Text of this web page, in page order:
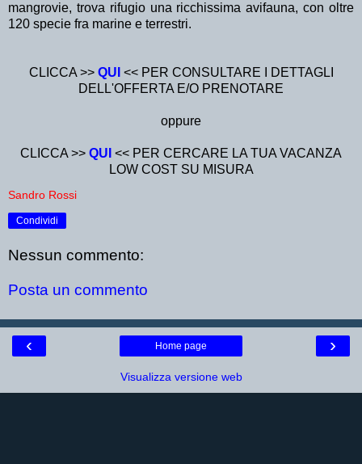
mangrovie, trova rifugio una ricchissima avifauna, con oltre
120 specie fra marine e terrestri.
CLICCA >> QUI << PER CONSULTARE I DETTAGLI
DELL'OFFERTA E/O PRENOTARE
oppure
CLICCA >> QUI << PER CERCARE LA TUA VACANZA
LOW COST SU MISURA
Sandro Rossi
Condividi
Nessun commento:
Posta un commento
‹ ›
Home page
Visualizza versione web